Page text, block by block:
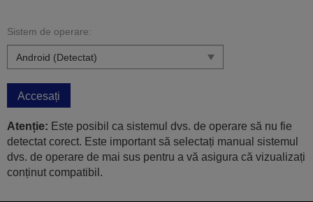
Sistem de operare:
Accesați
Atenție: Este posibil ca sistemul dvs. de operare să nu fie
detectat corect. Este important să selectați manual sistemul
dvs. de operare de mai sus pentru a vă asigura că vizualizați
conținut compatibil.